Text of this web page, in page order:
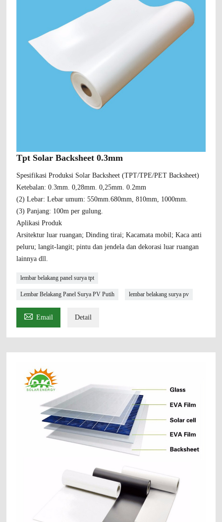
Tpt Solar Backsheet 0.3mm
Spesifikasi Produksi Solar Backsheet (TPT/TPE/PET Backsheet)
Ketebalan: 0.3mm. 0,28mm. 0,25mm. 0.2mm
(2) Lebar: Lebar umum: 550mm.680mm, 810mm, 1000mm.
(3) Panjang: 100m per gulung.
Aplikasi Produk
Arsitektur luar ruangan; Dinding tirai; Kacamata mobil; Kaca anti
peluru; langit-langit; pintu dan jendela dan dekorasi luar ruangan
lainnya dll.
lembar belakang panel surya tpt
Lembar Belakang Panel Surya PV Putih lembar belakang surya pv
 Email Detail